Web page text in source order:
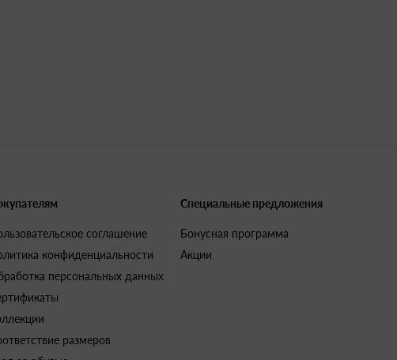
соглашение
конфиденциальности
персональных данных
размеров
Специальные предложения
Бонусная программа
Акции